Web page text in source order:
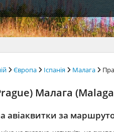
Європа Іспанія Малага
Малага
авіаквитки за